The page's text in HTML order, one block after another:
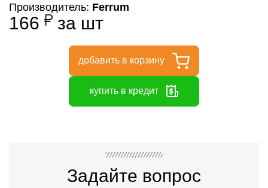
Производитель: Ferrum
166 за шт
добавить в корзину
купить в кредит
Задайте вопрос